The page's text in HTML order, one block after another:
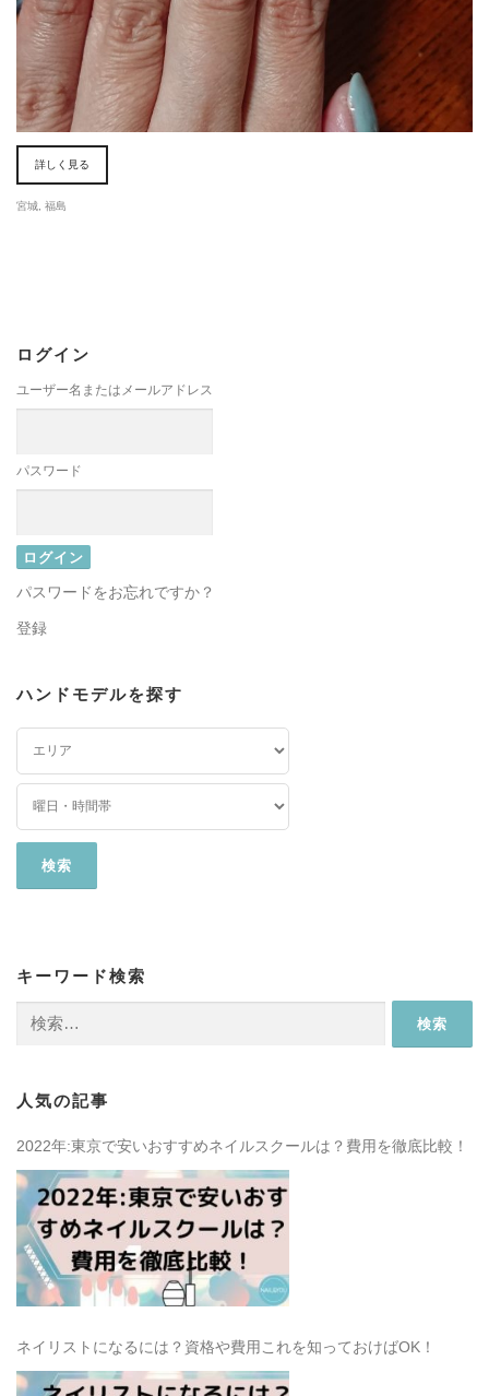
詳しく見る
宮城 福島
ログイン
ユーザー名またはメールアドレス
パスワード
パスワードをお忘れですか？
登録
ハンドモデルを探す
キーワード検索
人気の記事
2022年:東京で安いおすすめネイルスクールは？費用を徹底比較！
ネイリストになるには？資格や費用これを知っておけばOK！